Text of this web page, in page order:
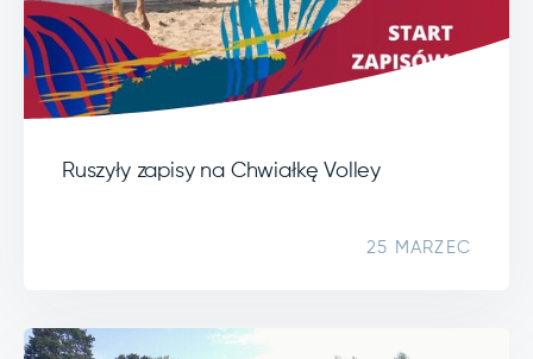
Ruszyły zapisy na Chwiałkę Volley
25 MARZEC